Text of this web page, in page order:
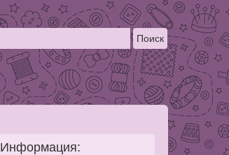
Информация: